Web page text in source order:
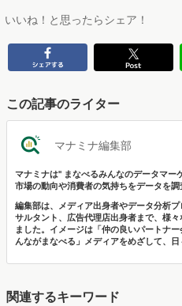
いいね！と思ったらシェア！
この記事のライター
マナミナ編集部
マナミナは" まなべるみんなのデータマー
市場の動向や消費者の気持ちをデータを調
編集部は、メディア出身者やデータ分析
サルタント、広告代理店出身者まで、様
ました。イメージは「仲の良いパートナ
んながまなべる」メディアをめざして、日
関連するキーワード